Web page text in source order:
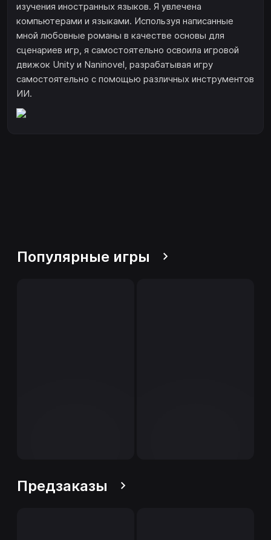
изучения иностранных языков. Я увлечена
компьютерами и языками. Используя написанные
мной любовные романы в качестве основы для
сценариев игр, я самостоятельно освоила игровой
движок Unity и Naninovel, разрабатывая игру
самостоятельно с помощью различных инструментов
ИИ.
Популярные игры
Предзаказы